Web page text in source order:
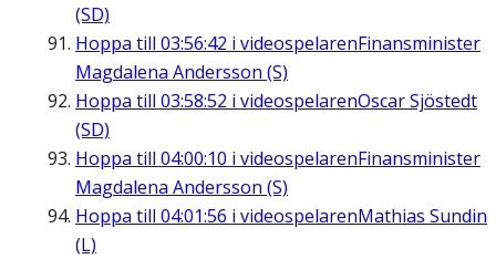
(SD)
Hoppa till 03:56:42 i videospelarenFinansminister
Magdalena Andersson (S)
Hoppa till 03:58:52 i videospelarenOscar Sjöstedt
(SD)
Hoppa till 04:00:10 i videospelarenFinansminister
Magdalena Andersson (S)
Hoppa till 04:01:56 i videospelarenMathias Sundin
(L)